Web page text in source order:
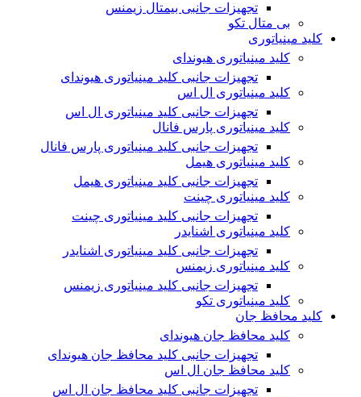
تجهیزات جانبی بیمتال زیمنس
بی متال تکو
کلید مینیاتوری
کلید مینیاتوری هیوندای
تجهیزات جانبی کلید مینیاتوری هیوندای
کلید مینیاتوری ال اس
تجهیزات جانبی کلید مینیاتوری ال اس
کلید مینیاتوری پارس فانال
تجهیزات جانبی کلید مینیاتوری پارس فانال
کلید مینیاتوری هیمل
تجهیزات جانبی کلید مینیاتوری هیمل
کلید مینیاتوری چینت
تجهیزات جانبی کلید مینیاتوری چینت
کلید مینیاتوری اشنایدر
تجهیزات جانبی کلید مینیاتوری اشنایدر
کلید مینیاتوری زیمنس
تجهیزات جانبی کلید مینیاتوری زیمنس
کلید مینیاتوری تکو
کلید محافظ جان
کلید محافظ جان هیوندای
تجهیزات جانبی کلید محافظ جان هیوندای
کلید محافظ جان ال اس
تجهیزات جانبی کلید محافظ جان ال اس